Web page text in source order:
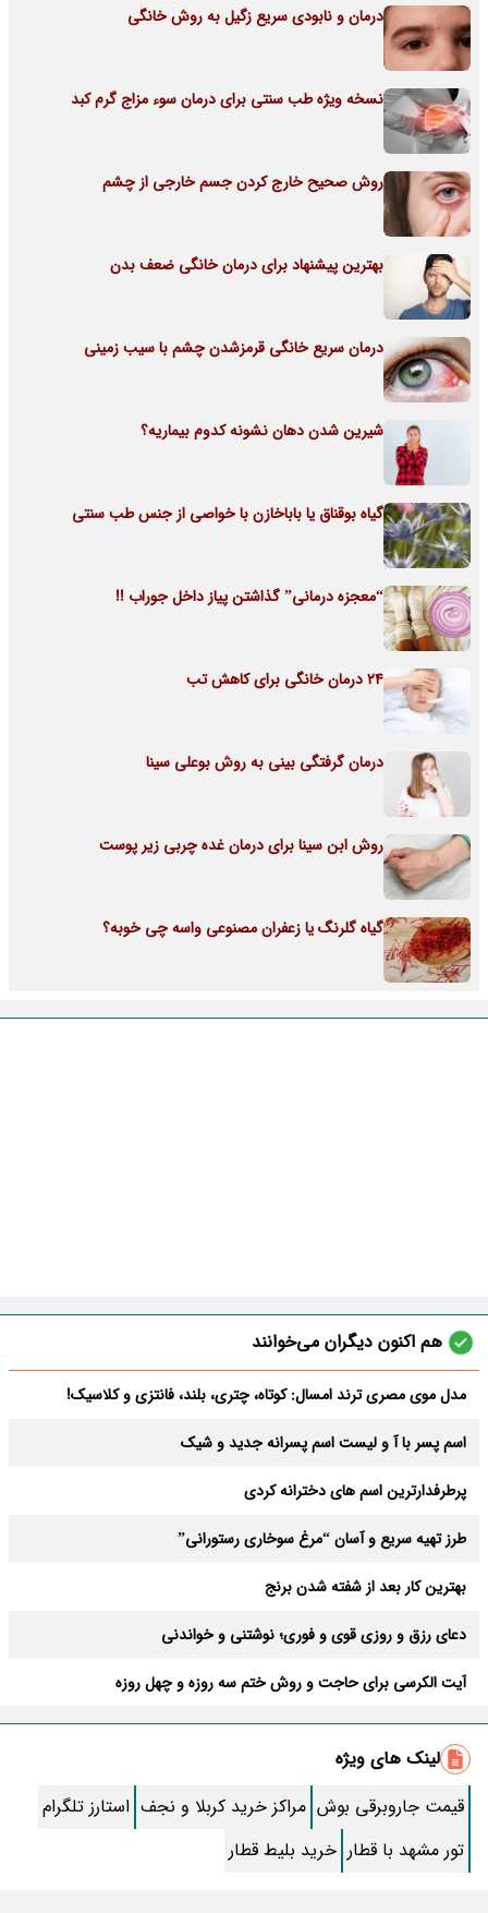
درمان و نابودی سریع زگیل به روش خانگی
نسخه ویژه طب سنتی برای درمان سوء مزاج گرم کبد
روش صحیح خارج کردن جسم خارجی از چشم
بهترین پیشنهاد برای درمان خانگی ضعف بدن
درمان سریع خانگی قرمزشدن چشم با سیب زمینی
شیرین شدن دهان نشونه کدوم بیماریه؟
گیاه بوقناق یا باباخازن با خواصی از جنس طب سنتی
“معجزه درمانی” گذاشتن پیاز داخل جوراب !!
24 درمان خانگی برای کاهش تب
درمان گرفتگی بینی به روش بوعلی سینا
روش ابن سینا برای درمان غده چربی زیر پوست
گیاه گلرنگ یا زعفران مصنوعی واسه چی خوبه؟
هم اکنون دیگران می‌خوانند
مدل موی مصری ترند امسال: کوتاه، چتری، بلند، فانتزی و کلاسیک!
اسم پسر با آ و لیست اسم پسرانه جدید و شیک
پرطرفدارترین اسم های دخترانه کردی
طرز تهیه سریع و آسان “مرغ سوخاری رستورانی”
بهترین کار بعد از شفته شدن برنج
دعای رزق و روزی قوی و فوری؛ نوشتنی و خواندنی
آیت الکرسی برای حاجت و روش ختم سه روزه و چهل روزه
متن دعای علقمه برای حاجت فوری + صوت
طرز تهیه خوشمزه و دوست داشتنی شیرینی نارگیلی
اگه یارانه شما هم واریز نشده، بخونید+ آموزش استعلام
چطور فیروزه اصل را از تقلبی تشخیص دهیم ؟
لینک های ویژه
قیمت جاروبرقی بوش مراکز خرید کربلا و نجف استارز تلگرام
تور مشهد با قطار خرید بلیط قطار